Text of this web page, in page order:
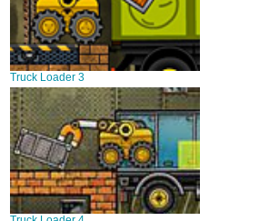
Truck Loader 3